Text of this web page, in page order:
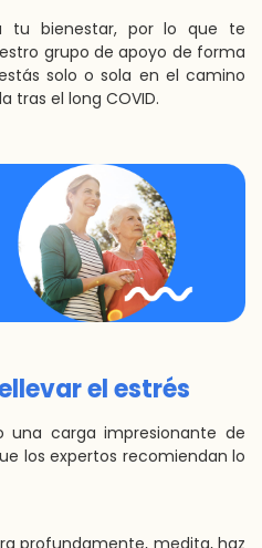
tu bienestar, por lo que te
grupo de apoyo de forma
solo o sola en el camino
tras el long COVID.
el estrés
una carga impresionante de
los expertos recomiendan lo
profundamente, medita, haz